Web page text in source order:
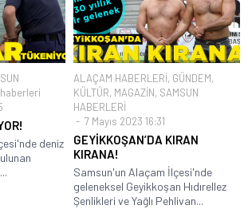
deniz
ALAÇAM HABERLERİ, GÜNDEM,
KÜLTÜR, MAGAZİN, SAMSUN
HABERLERİ
7 Mayıs 2023 16:31
GEYİKKOŞAN’DA KIRAN
KIRANA!
Samsun'un Alaçam İlçesi'nde
geleneksel Geyikkoşan Hıdırellez
Şenlikleri ve Yağlı Pehlivan...